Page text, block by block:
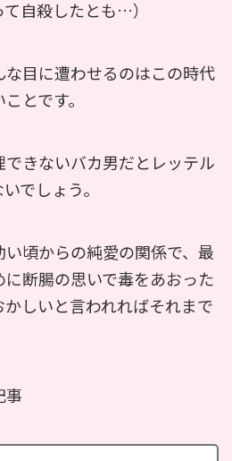
自殺したとも…）
目に遭わせるのはこの時代
とです。
きないバカ男だとレッテル
でしょう。
頃からの純愛の関係で、最
断腸の思いで毒をあおった
しいと言われればそれまで
事